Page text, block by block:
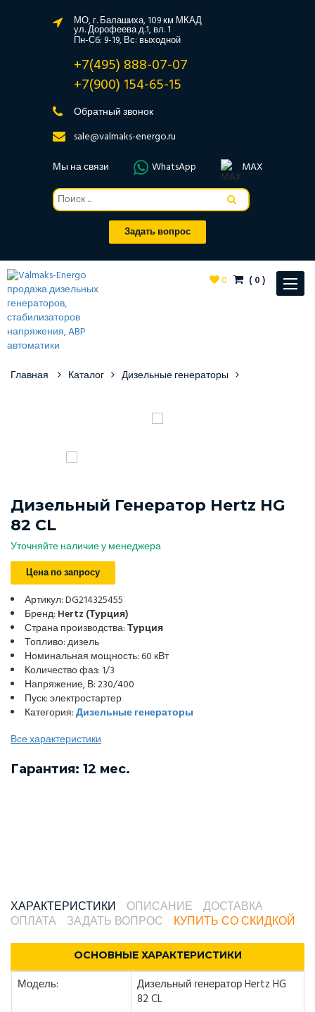
МО, г. Балашиха, 109 км МКАД
ул. Дорофеева д.1, вл. 1
Пн-Сб: 9-19, Вс: выходной
+7(495) 888-07-07
+7(900) 154-65-15
Обратный звонок
sale@valmaks-energo.ru
Мы на связи
WhatsApp MAX
Задать вопрос
Toggle
0 (0)
Главная Каталог Дизельные генераторы
Дизельный Генератор Hertz HG
82 CL
Уточняйте наличие у менеджера
Цена по запросу
Артикул: DG214325455
Бренд: Hertz (Турция)
Страна производства:Турция
Топливо: дизель
Номинальная мощность: 60 кВт
Количество фаз: 1/3
Напряжение, В: 230/400
Пуск: электростартер
Категория:Дизельные генераторы
Все характеристики
Гарантия: 12 мес.
ХАРАКТЕРИСТИКИ ОПИСАНИЕ
ДОСТАВКА
ОПЛАТА
ЗАДАТЬ ВОПРОС КУПИТЬ СО СКИДКОЙ
ОСНОВНЫЕ ХАРАКТЕРИСТИКИ
Модель:
Дизельный генератор Hertz HG
82 CL